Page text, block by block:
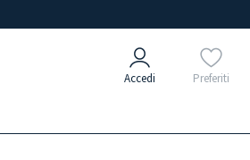
Accedi Preferiti